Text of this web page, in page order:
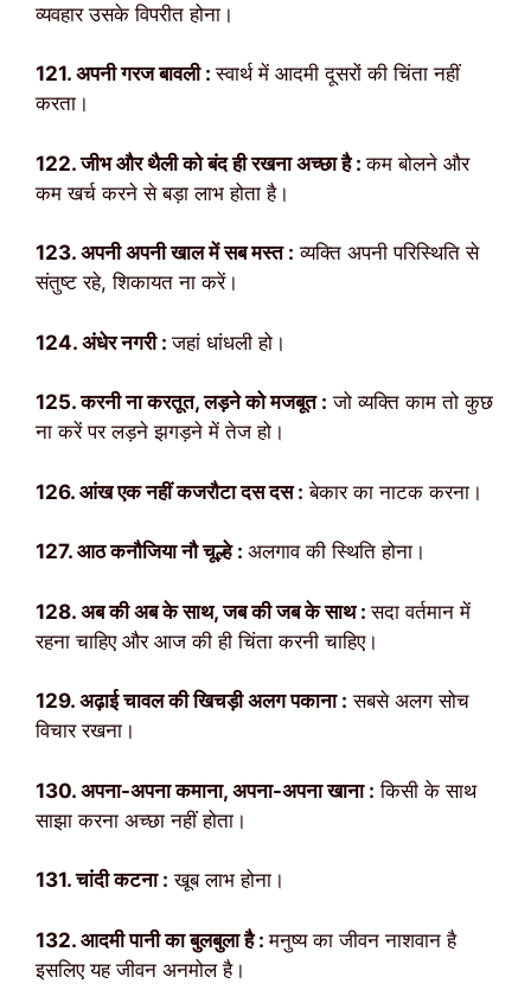
व्यवहार उसके विपरीत होना।
121. अपनी गरज बावली :स्वार्थ में आदमी दूसरों की चिंता नहीं
करता।
122. जीभ और थैली को बंद ही रखना अच्छा है :कम बोलने और
कम खर्च करने से बड़ा लाभ होता है।
123. अपनी अपनी खाल में सब मस्त : व्यक्ति अपनी परिस्थिति से
संतुष्ट रहे, शिकायत ना करें।
124. अंधेर नगरी :जहां धांधली हो।
125. करनी ना करतूत, लड़ने को मजबूत : जो व्यक्ति काम तो कुछ
ना करें पर लड़ने झगड़ने में तेज हो।
126. आंख एक नहीं कजरौटा दस दस : बेकार का नाटक करना।
127. आठ कनौजिया नौ चूल्हे : अलगाव की स्थिति होना।
128. अब की अब के साथ, जब की जब के साथ :सदा वर्तमान में
रहना चाहिए और आज की ही चिंता करनी चाहिए।
129. अढ़ाई चावल की खिचड़ी अलग पकाना : सबसे अलग सोच
विचार रखना।
130. अपना-अपना कमाना, अपना-अपना खाना : किसी के साथ
साझा करना अच्छा नहीं होता।
131. चांदी कटना : खूब लाभ होना।
132. आदमी पानी का बुलबुला है :मनुष्य का जीवन नाशवान है
इसलिए यह जीवन अनमोल है।